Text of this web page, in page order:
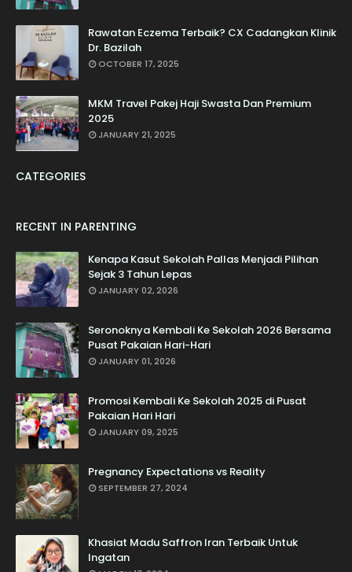
Rawatan Eczema Terbaik? CX Cadangkan Klinik
Dr. Bazilah
OCTOBER 17, 2025
MKM Travel Pakej Haji Swasta Dan Premium
2025
JANUARY 21, 2025
CATEGORIES
RECENT IN PARENTING
Kenapa Kasut Sekolah Pallas Menjadi Pilihan
Sejak 3 Tahun Lepas
JANUARY 02, 2026
Seronoknya Kembali Ke Sekolah 2026 Bersama
Pusat Pakaian Hari-Hari
JANUARY 01, 2026
Promosi Kembali Ke Sekolah 2025 di Pusat
Pakaian Hari Hari
JANUARY 09, 2025
Pregnancy Expectations vs Reality
SEPTEMBER 27, 2024
Khasiat Madu Saffron Iran Terbaik Untuk
Ingatan